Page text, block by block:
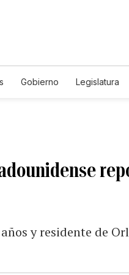
Gobierno Legislatura
y residente de